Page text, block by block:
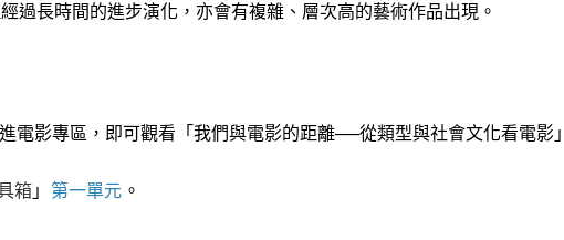
過長時間的進步演化，亦會有複雜、層次高的藝術作品出現。
進電影專區，即可觀看「我們與電影的距離──從類型與社會文化看電影
箱 」 第一單元 。